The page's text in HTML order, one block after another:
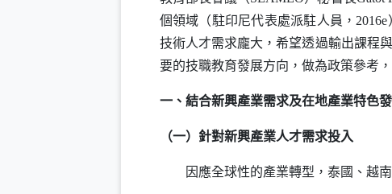
個領域（駐印尼代表處派駐人員，
技術人才需求龐大，希望透過輸出課程
要的技職教育發展方向，做為政策參考
一、結合新興產業需求及在地產業特色
（一）針對新興產業人才需求投入
因應全球性的產業轉型，泰國、越南